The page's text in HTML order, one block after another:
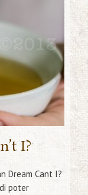
I?
Dream Cant I?
poter